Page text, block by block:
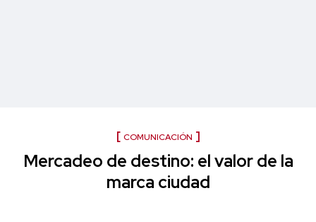
COMUNICACIÓN
Mercadeo de destino: el valor de la
marca ciudad